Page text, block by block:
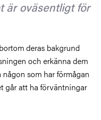
är oväsentligt för
deras bakgrund
och erkänna dem
som har förmågan
går att ha förväntningar